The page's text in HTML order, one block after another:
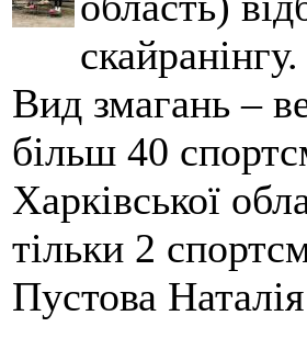
скайранінгу.
Вид змагань –
більш 40
Харківської
тільки 2
Пустова